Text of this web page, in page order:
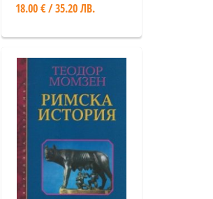
18.00 € / 35.20 ЛВ.